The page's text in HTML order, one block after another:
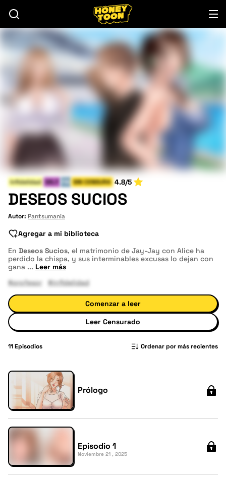
Infidelidad MILF SIN CENSURA 4.8/5
DESEOS SUCIOS
Autor: Pantsumania
Agregar a mi biblioteca
En Deseos Sucios, el matrimonio de Jay-Jay con Alice ha
perdido la chispa, y sus interminables excusas lo dejan con
gana ... Leer más
#profesor
#infidelidad
Comenzar a leer
Leer Censurado
11Episodios Ordenar por más recientes
Prólogo
Episodio 1
Noviembre 21 , 2025